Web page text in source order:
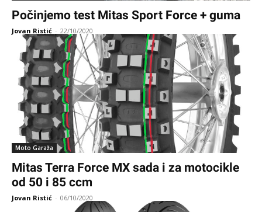
Počinjemo test Mitas Sport Force + guma
Jovan Ristić - 22/10/2020
Moto Garaža
Mitas Terra Force MX sada i za motocikle
od 50 i 85 ccm
Jovan Ristić - 06/10/2020